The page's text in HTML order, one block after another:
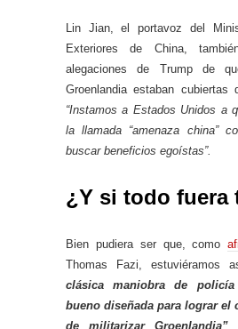
Lin Jian, el portavoz del
Exteriores de China,
alegaciones de Trump de
Groenlandia estaban cubiertas
“Instamos a Estados Unidos a
la llamada “amenaza china”
buscar beneficios egoístas”.
¿Y si todo fuera
Bien pudiera ser que, como
Thomas Fazi, estuviéramos
clásica maniobra de
bueno diseñada para lograr el
de militarizar Groenlandia”.